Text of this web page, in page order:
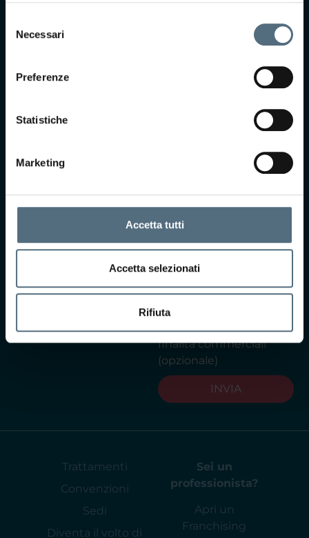
delNecessari
Preferenze
Statistiche
Marketing
Accetta tutti
Accetta selezionati
Rifiuta
uno dei nostri centri.
Accetto Termini e
Selezionando questa
casella, acconsento i
sensi dell'art. 13 del
GDPRLeggi
l'informativa privacy
trattamento dei dati per
finalità commerciali
(opzionale)
INVIA
Trattamenti
Convenzioni
Sedi
Diventa il volto di
Sei un
professionista?
Apri un
Franchising